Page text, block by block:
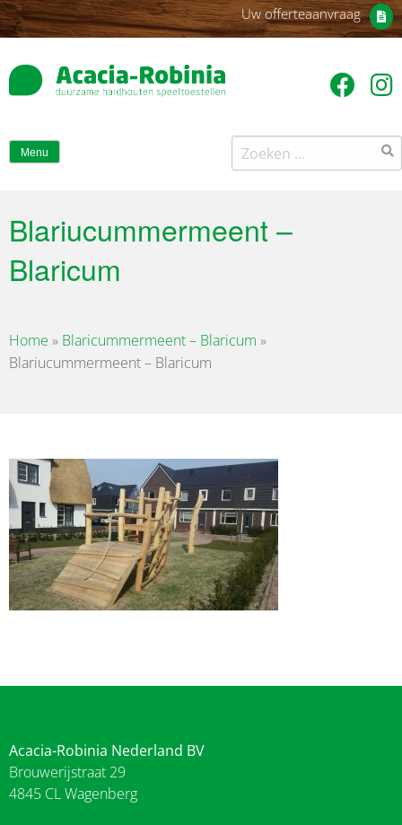
Uw offerteaanvraag
Menu
Zoeken
naar:
Blariucummermeent –
Blaricum
Home » Blaricummermeent – Blaricum »
Blariucummermeent – Blaricum
Acacia-Robinia Nederland BV
Brouwerijstraat 29
4845 CL Wagenberg